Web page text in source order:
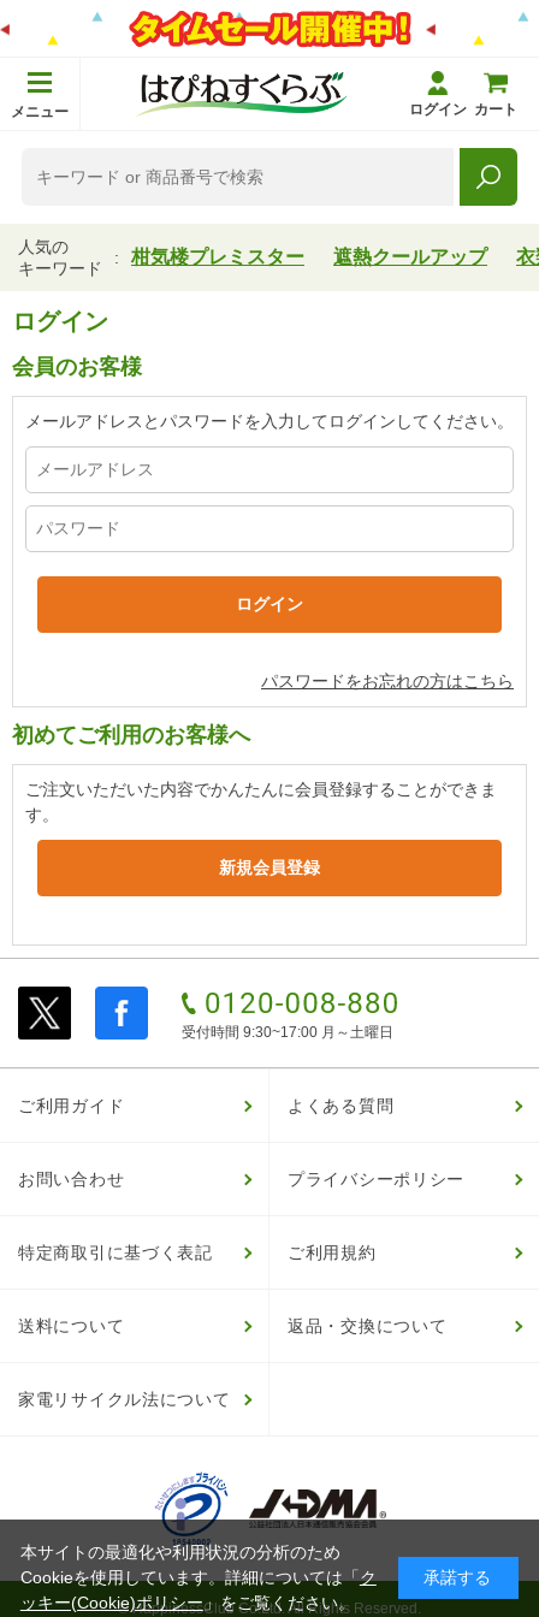
メニュー ログイン カート
人気の
キーワード
柑気楼プレミスター 遮熱クールアップ 衣
ログイン
会員のお客様
メールアドレスとパスワードを入力してログインしてください。
パスワードをお忘れの方はこちら
初めてご利用のお客様へ
ご注文いただいた内容でかんたんに会員登録することができま
す。
受付時間 9:30~17:00 月～土曜日
ご利用ガイド よくある質問
お問い合わせ プライバシーポリシー
特定商取引に基づく表記 ご利用規約
送料について 返品・交換について
家電リサイクル法について
© HappinessClub Co.Ltd. All Rights Reserved.
本サイトの最適化や利用状況の分析のため
Cookieを使用しています。詳細については「ク
ッキー(Cookie)ポリシー」をご覧ください。
承諾する